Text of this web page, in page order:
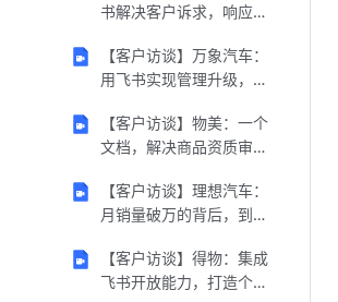
书解决客户诉求，响应时
【客户访谈】万象汽车：
用飞书实现管理升级，助
（视频）
【客户访谈】物美：一个
文档，解决商品资质审批
【客户访谈】理想汽车：
月销量破万的背后，到底
【客户访谈】得物：集成
飞书开放能力，打造个性